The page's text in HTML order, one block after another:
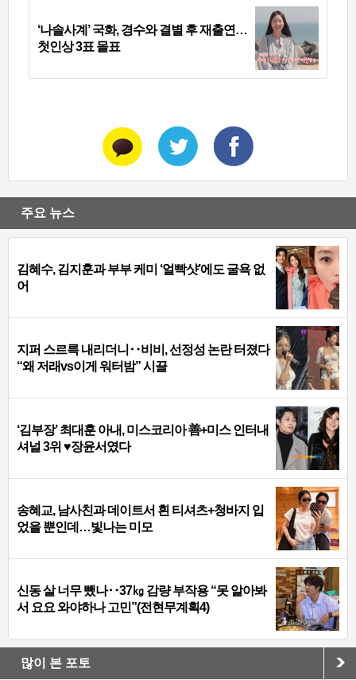
‘나솔사계’ 국화, 경수와 결별 후 재출연…
첫인상 3표 몰표
주요 뉴스
김혜수, 김지훈과 부부 케미 ‘얼빡샷’에도 굴욕 없
어
지퍼 스르륵 내리더니‥비비, 선정성 논란 터졌다
“왜 저래vs이게 워터밤” 시끌
‘김부장’ 최대훈 아내, 미스코리아 善+미스 인터내
셔널 3위 ♥장윤서였다
송혜교, 남사친과 데이트서 흰 티셔츠+청바지 입
었을 뿐인데…빛나는 미모
신동 살 너무 뺐나‥37㎏ 감량 부작용 “못 알아봐
서 요요 와야하나 고민”(전현무계획4)
많이 본 포토